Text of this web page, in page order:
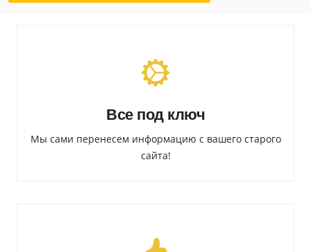
Все под ключ
Мы сами перенесем информацию с вашего старого
сайта!